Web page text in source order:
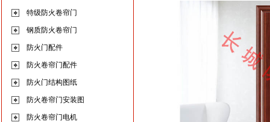
特级防火卷帘门
钢质防火卷帘门
防火门配件
防火卷帘门配件
防火门结构图纸
防火卷帘门安装图
防火卷帘门电机